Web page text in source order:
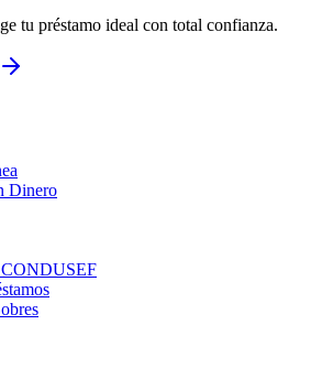
tu préstamo ideal con total confianza.
Dinero
CONDUSEF